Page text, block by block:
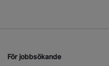
För jobbsökande